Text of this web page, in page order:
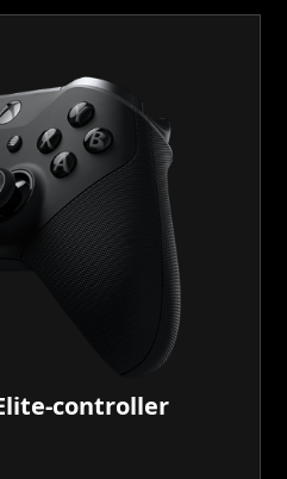
controller